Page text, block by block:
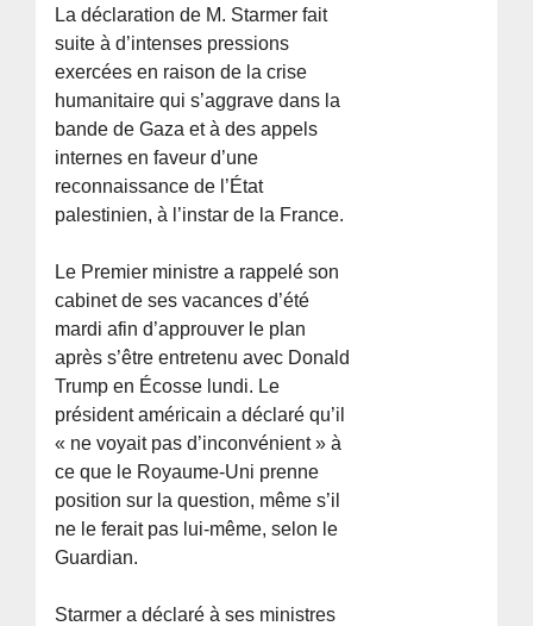
La déclaration de M. Starmer fait
suite à d’intenses pressions
exercées en raison de la crise
humanitaire qui s’aggrave dans la
bande de Gaza et à des appels
internes en faveur d’une
reconnaissance de l’État
palestinien, à l’instar de la France.
Le Premier ministre a rappelé son
cabinet de ses vacances d’été
mardi afin d’approuver le plan
après s’être entretenu avec Donald
Trump en Écosse lundi. Le
président américain a déclaré qu’il
« ne voyait pas d’inconvénient » à
ce que le Royaume-Uni prenne
position sur la question, même s’il
ne le ferait pas lui-même, selon le
Guardian.
Starmer a déclaré à ses ministres